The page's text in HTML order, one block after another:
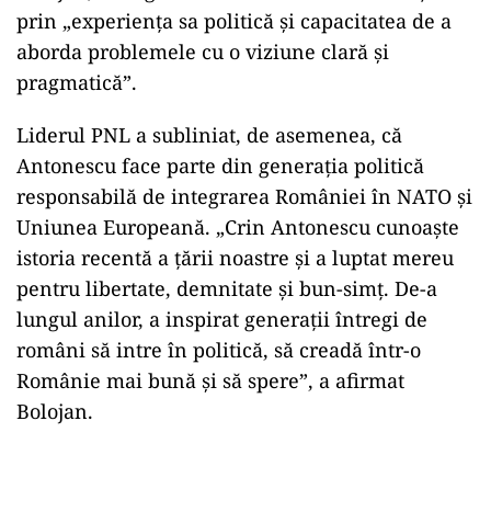
prin „experiența sa politică și capacitatea de a
aborda problemele cu o viziune clară și
pragmatică”.
Liderul PNL a subliniat, de asemenea, că
Antonescu face parte din generația politică
responsabilă de integrarea României în NATO și
Uniunea Europeană. „Crin Antonescu cunoaște
istoria recentă a țării noastre și a luptat mereu
pentru libertate, demnitate și bun-simț. De-a
lungul anilor, a inspirat generații întregi de
români să intre în politică, să creadă într-o
Românie mai bună și să spere”, a afirmat
Bolojan.